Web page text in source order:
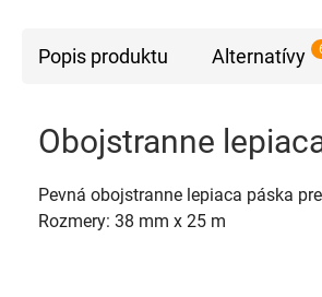
Popis produktu Alternatívy
Obojstranne
Pevná obojstranne lepiaca páska
Rozmery: 38 mm x 25 m